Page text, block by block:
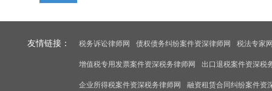
友情链接： 税务诉讼律师网 债权债务纠纷案件资深律师网 税法专家
增值税专用发票案件资深税务律师网 出口退税案件资深税
企业所得税案件资深税务律师网 融资租赁合同纠纷案件资